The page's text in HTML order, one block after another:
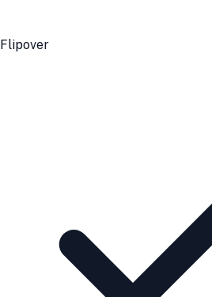
Flipover